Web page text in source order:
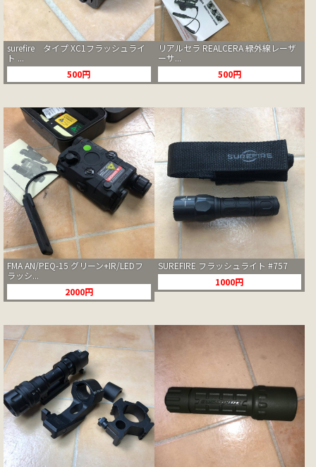
surefire タイプ XC1フラッシュライ
ト ...
500円
リアルセラ REALCERA 緑外線レーザ
ーサ...
500円
FMA AN/PEQ-15 グリーン+IR/LEDフ
ラッシ...
2000円
SUREFIRE フラッシュライト #757
1000円